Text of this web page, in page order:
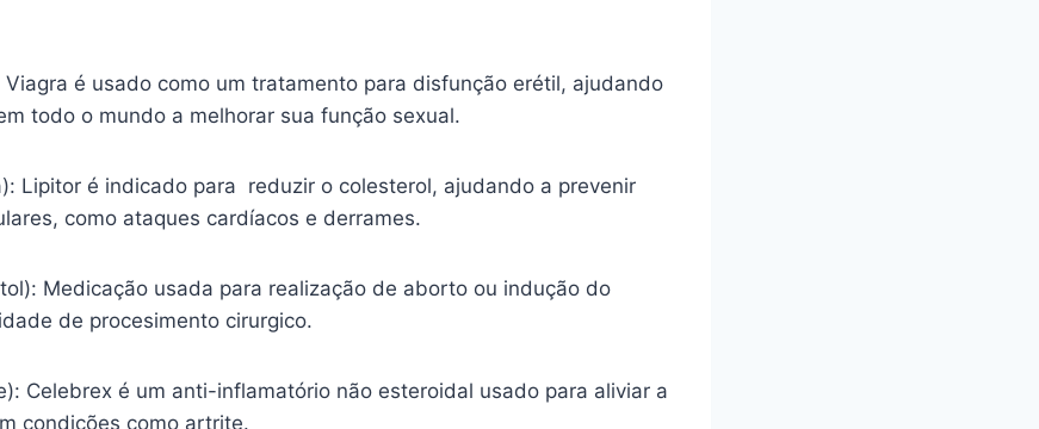
é usado como um tratamento para disfunção erétil, ajudando
todo o mundo a melhorar sua função sexual.
Lipitor é indicado para reduzir o colesterol, ajudando a prevenir
como ataques cardíacos e derrames.
Medicação usada para realização de aborto ou indução do
de procesimento cirurgico.
Celebrex é um anti-inflamatório não esteroidal usado para aliviar a
condições como artrite.